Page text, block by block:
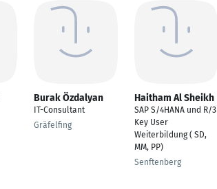
Burak Özdalyan
IT-Consultant
Gräfelfing
Haitham Al Sheikh
SAP S/4HANA und R/3
Key User
Weiterbildung ( SD,
MM, PP)
Senftenberg